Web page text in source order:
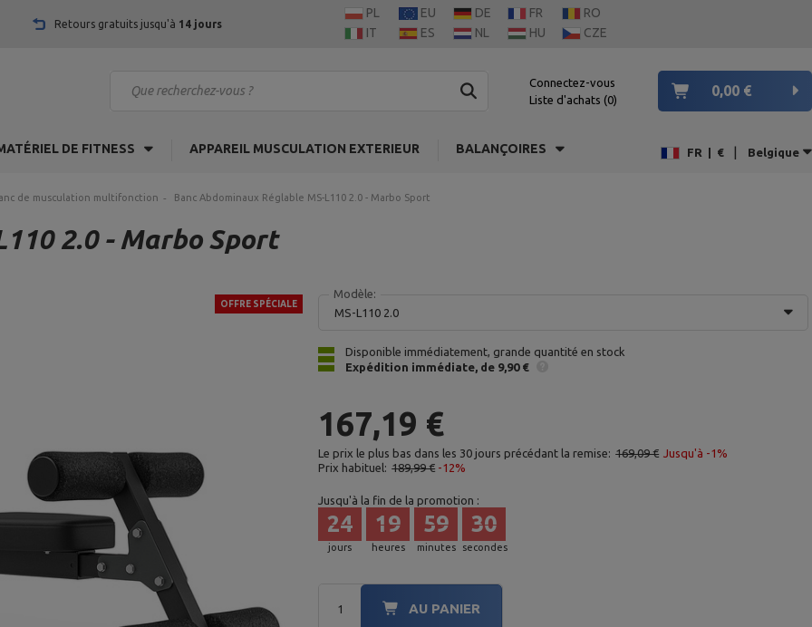
Retours gratuits jusqu'à 14 jours
PL EU DE FR
RO
IT
ES NL HU CZE
Connectez-vous
Liste d'achats 0
0,00 €
DE FITNESS APPAREIL MUSCULATION EXTERIEUR BALANÇOIRES FR € | Belgique
de musculation multifonction Banc Abdominaux Réglable MS-L110 2.0 - Marbo Sport
2.0 - Marbo Sport
OFFRE SPÉCIALE
Modèle:
MS-L110 2.0
Disponible immédiatement, grande quantité en stock
Expédition immédiate de 9,90 €
167,19 €
Le prix le plus bas dans les 30 jours précédant la remise: 169,09 € Jusqu'à -1%
Prix habituel: 189,99 € -12%
Jusqu'à la fin de la promotion :
jours
24
heures
19
minutes
59
secondes
29
AU PANIER